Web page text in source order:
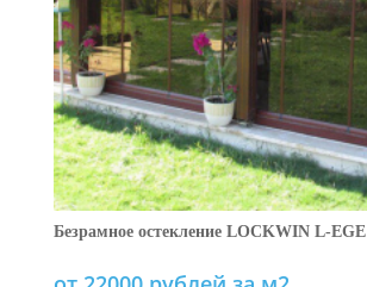
Безрамное остекление LOCKWIN L-EGE